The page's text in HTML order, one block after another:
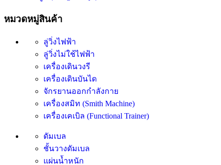
หมวดหมู่สินค้า
ลู่วิ่งไฟฟ้า
ลู่วิ่งไม่ใช้ไฟฟ้า
เครื่องเดินวงรี
เครื่องเดินบันได
จักรยานออกกำลังกาย
เครื่องสมิท (Smith Machine)
เครื่องเคเบิล (Functional Trainer)
ดัมเบล
ชั้นวางดัมเบล
แผ่นน้ำหนัก